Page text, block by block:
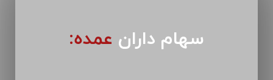
سهام داران عمده: